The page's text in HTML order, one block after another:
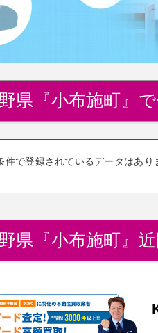
県『小布施町』
件で登録されているデータはあり
県『小布施町』